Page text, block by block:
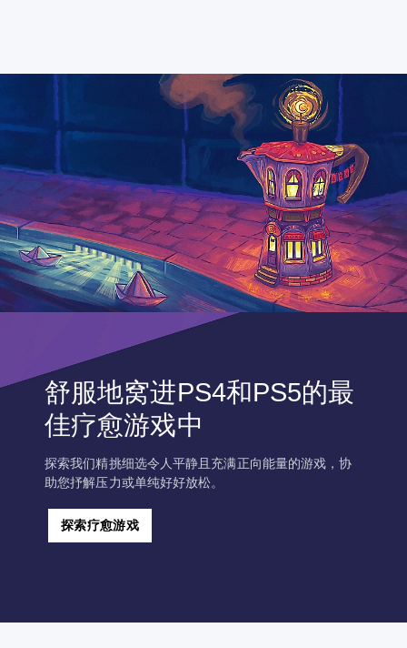
舒服地窝进PS4和PS5的最
佳疗愈游戏中
探索我们精挑细选令人平静且充满正向能量的游戏，协
助您抒解压力或单纯好好放松。
探索疗愈游戏